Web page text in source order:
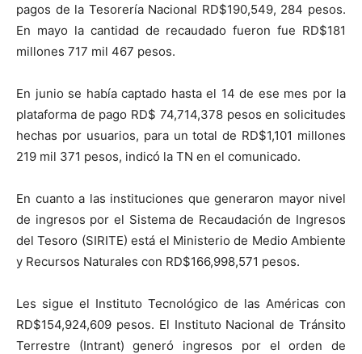
pagos de la Tesorería Nacional RD$190,549, 284 pesos.
En mayo la cantidad de recaudado fueron fue RD$181
millones 717 mil 467 pesos.
En junio se había captado hasta el 14 de ese mes por la
plataforma de pago RD$ 74,714,378pesos en solicitudes
hechas por usuarios, para un totalde RD$1,101 millones
219 mil 371 pesos, indicó la TN en el comunicado.
En cuanto a las instituciones que generaron mayor nivel
de ingresos por el Sistema de Recaudación de Ingresos
del Tesoro (SIRITE) está el Ministerio de Medio Ambiente
y Recursos Naturales con RD$166,998,571 pesos.
Les sigue el Instituto Tecnológico de las Américas con
RD$154,924,609 pesos. El Instituto Nacional de Tránsito
Terrestre (Intrant)generó ingresos por el orden de